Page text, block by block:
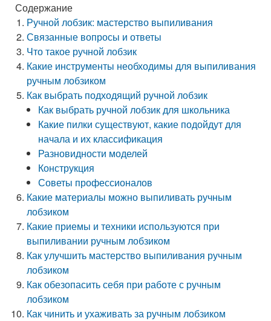
Содержание
Ручной лобзик: мастерство выпиливания
Связанные вопросы и ответы
Что такое ручной лобзик
Какие инструменты необходимы для выпиливания
ручным лобзиком
Как выбрать подходящий ручной лобзик
Как выбрать ручной лобзик для школьника
Какие пилки существуют, какие подойдут для
начала и их классификация
Разновидности моделей
Конструкция
Советы профессионалов
Какие материалы можно выпиливать ручным
лобзиком
Какие приемы и техники используются при
выпиливании ручным лобзиком
Как улучшить мастерство выпиливания ручным
лобзиком
Как обезопасить себя при работе с ручным
лобзиком
Как чинить и ухаживать за ручным лобзиком